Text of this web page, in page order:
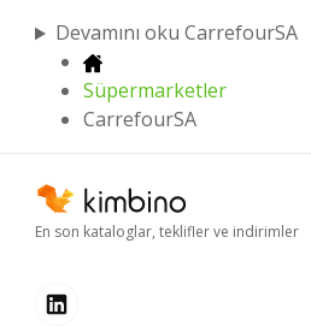
Devamını oku CarrefourSA
Süpermarketler
CarrefourSA
En son kataloglar, teklifler ve indirimler